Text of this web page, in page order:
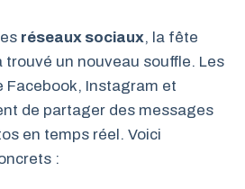
réseaux sociaux, la fête
trouvé un nouveau souffle. Les
Facebook, Instagram et
de partager des messages
en temps réel. Voici
: